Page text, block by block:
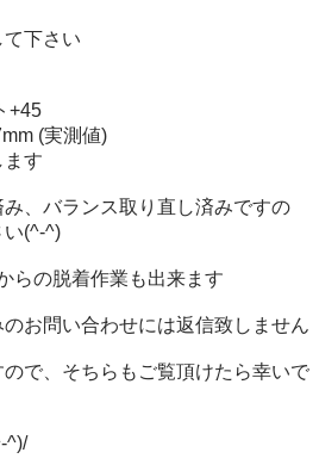
下さい
+45
(実測値)
す
、バランス取り直し済みですの
い(^-^)
らの脱着作業も出来ます
お問い合わせには返信致しません
で、そちらもご覧頂けたら幸いで
^)/